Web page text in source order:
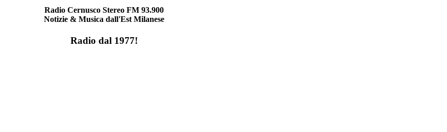
Radio Cernusco Stereo FM 93.900
Notizie & Musica dall'Est Milanese
Radio dal 1977!